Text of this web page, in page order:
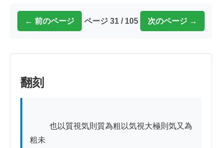
← 前のページ ページ 31 / 105 次のページ →
翻刻
粗未